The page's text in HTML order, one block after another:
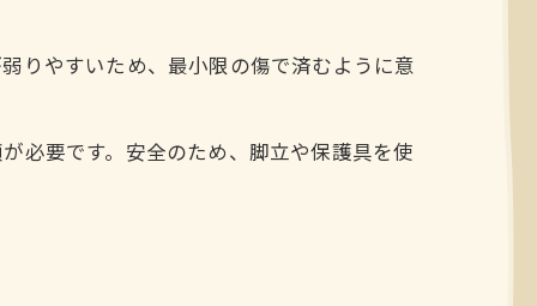
りやすいため、最小限の傷で済むように意
必要です。安全のため、脚立や保護具を使